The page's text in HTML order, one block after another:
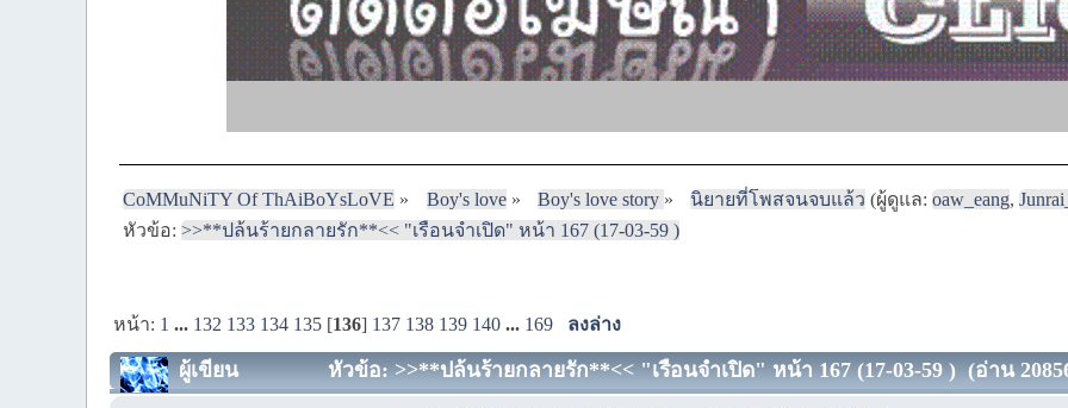
CoMMuNiTY Of ThAiBoYsLoVE » Boy's love» Boy's love story » นิยายที่โพสจนจบแล้ว (ผู้ดูแล:oaw_eang,
หัวข้อ:>>**ปล้นร้ายกลายรัก**<< "เรือนจำเปิด" หน้า 167 (17-03-59 )
หน้า: 1 ... 132 133 134 135 [136] 137 138 139 140 ... 169 ลงล่าง
ผู้เขียน หัวข้อ: >>**ปล้นร้ายกลายรัก**<< "เรือนจำเปิด" หน้า 167 (17-03-59 ) (อ่าน